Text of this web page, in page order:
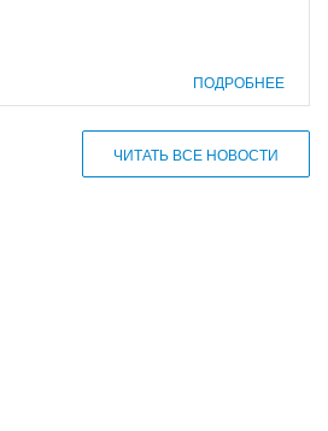
ПОДРОБНЕЕ
ЧИТАТЬ ВСЕ НОВОСТИ